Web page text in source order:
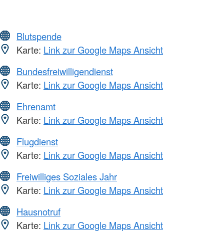
Blutspende
Karte: Link zur Google Maps Ansicht
Bundesfreiwilligendienst
Karte: Link zur Google Maps Ansicht
Ehrenamt
Karte: Link zur Google Maps Ansicht
Flugdienst
Karte: Link zur Google Maps Ansicht
Freiwilliges Soziales Jahr
Karte: Link zur Google Maps Ansicht
Hausnotruf
Karte: Link zur Google Maps Ansicht